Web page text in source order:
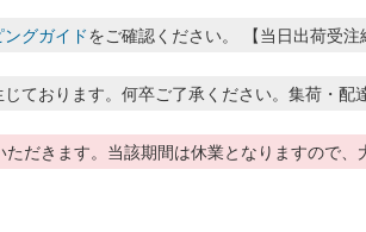
グガイドをご確認ください。 【当日出荷受
ております。何卒ご了承ください。集荷・配
だきます。当該期間は休業となりますので